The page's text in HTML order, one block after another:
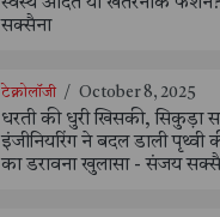
सक्सैना
टेक्नोलॉजी / October 8, 2025
धरती की धुरी खिसकी, सिकुड़ा
इंजीनियरिंग ने बदल डाली पृथ्वी
का डरावना खुलासा - संजय